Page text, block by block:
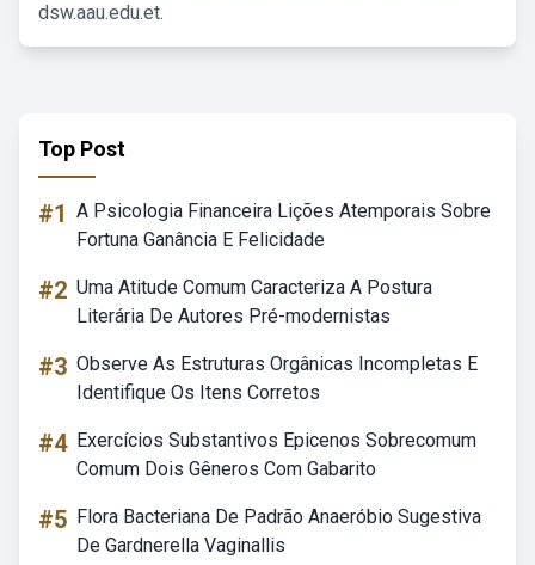
dsw.aau.edu.et.
Top Post
#1 A Psicologia Financeira Lições Atemporais Sobre
Fortuna Ganância E Felicidade
#2 Uma Atitude Comum Caracteriza A Postura
Literária De Autores Pré-modernistas
#3 Observe As Estruturas Orgânicas Incompletas E
Identifique Os Itens Corretos
#4 Exercícios Substantivos Epicenos Sobrecomum
Comum Dois Gêneros Com Gabarito
#5 Flora Bacteriana De Padrão Anaeróbio Sugestiva
De Gardnerella Vaginallis